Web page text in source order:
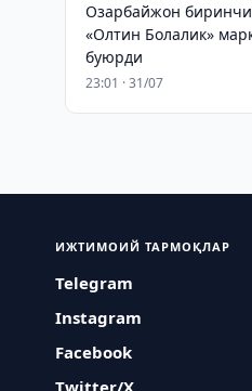
Озарбайжон
«Олтин Болалик»
буюрди
23:01 · 31/07
ИЖТИМОИЙ ТАРМОҚЛАР
Telegram
Instagram
Facebook
Twitter/X